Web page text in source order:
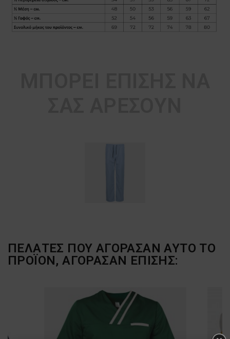
ΠΕΛΆΤΕΣ ΠΟΥ ΑΓΌΡΑΣΑΝ ΑΥΤΌ ΤΟ
ΠΡΟΪΌΝ, ΑΓΌΡΑΣΑΝ ΕΠΊΣΗΣ: